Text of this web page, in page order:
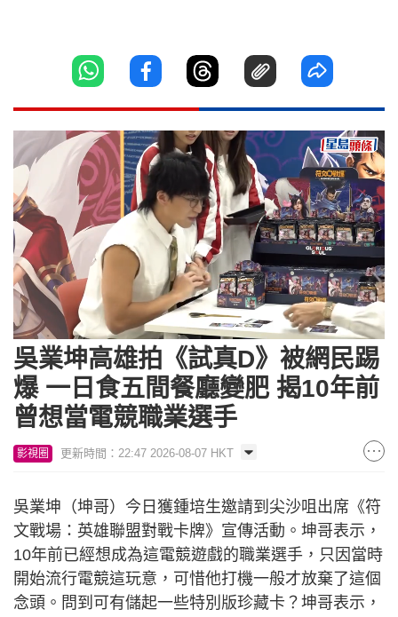
Unmute Loaded:
13.12%
吳業坤高雄拍《試真D》被網民踢
爆 一日食五間餐廳變肥 揭10年前
曾想當電競職業選手
影視圈 更新時間：22:47 2026-08-07 HKT
吳業坤（坤哥）今日獲鍾培生邀請到尖沙咀出席《符
文戰場：英雄聯盟對戰卡牌》宣傳活動。坤哥表示，
10年前已經想成為這電競遊戲的職業選手，只因當時
開始流行電競這玩意，可惜他打機一般才放棄了這個
念頭。問到可有儲起一些特別版珍藏卡？坤哥表示，